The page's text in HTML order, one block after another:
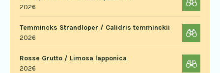
2026
Temmincks Strandloper / Calidris temminckii
2026
Rosse Grutto / Limosa lapponica
2026